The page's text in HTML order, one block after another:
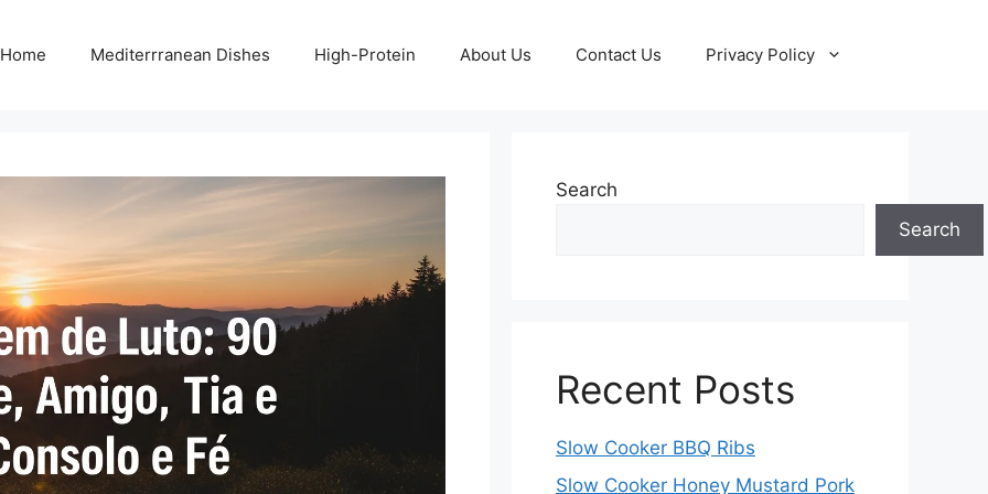
Home Mediterrranean Dishes High-Protein About Us Contact Us Privacy Policy
Search
Search
Recent Posts
Slow Cooker BBQ Ribs
Slow Cooker Honey Mustard Pork